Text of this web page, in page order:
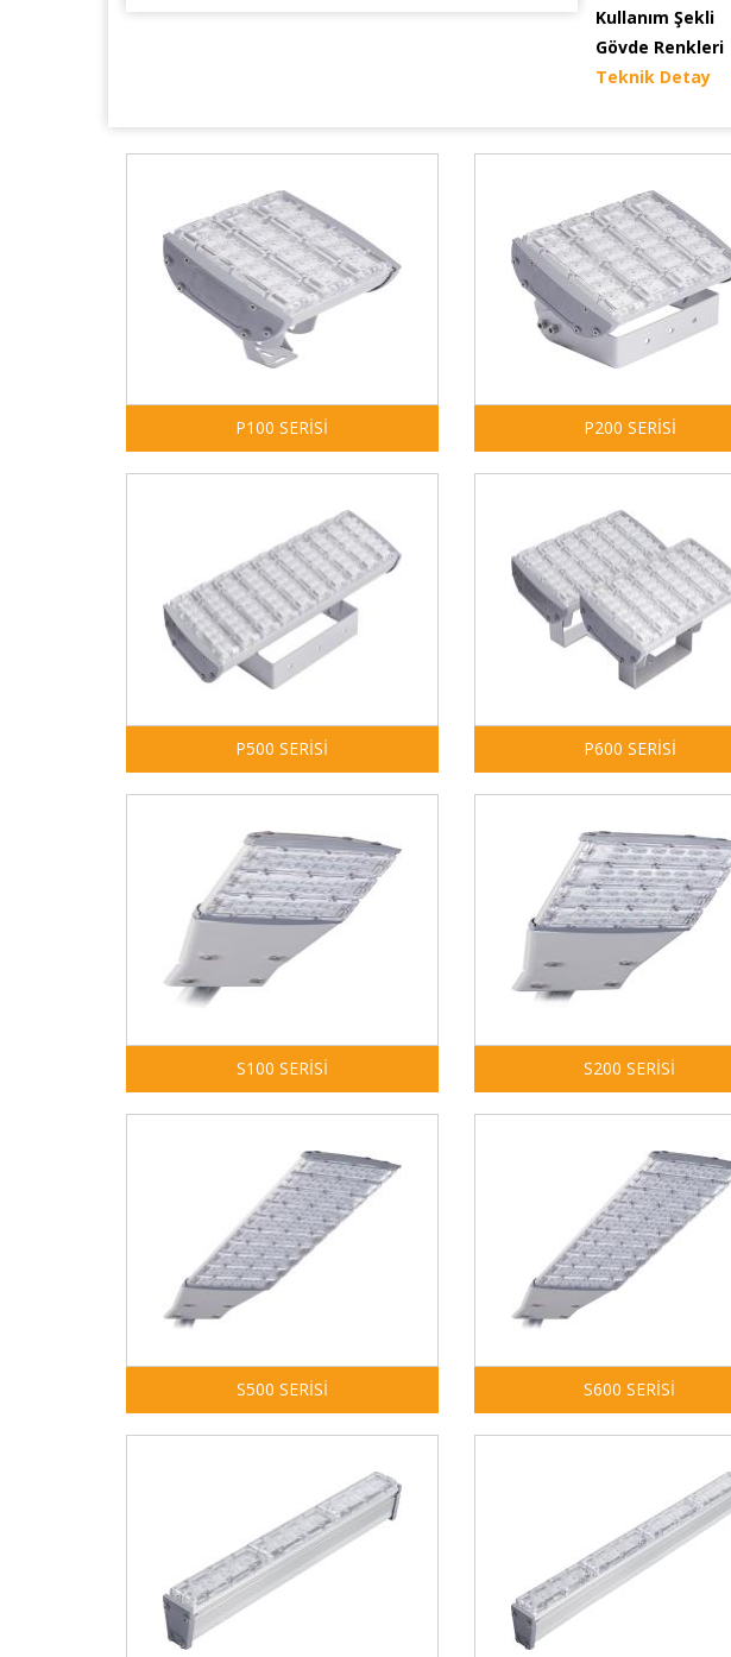
Kullanım Şekli
Gövde Renkleri
Teknik Detay
P100 SERİSİ P200 SERİSİ
P500 SERİSİ P600 SERİSİ
S100 SERİSİ S200 SERİSİ
S500 SERİSİ S600 SERİSİ